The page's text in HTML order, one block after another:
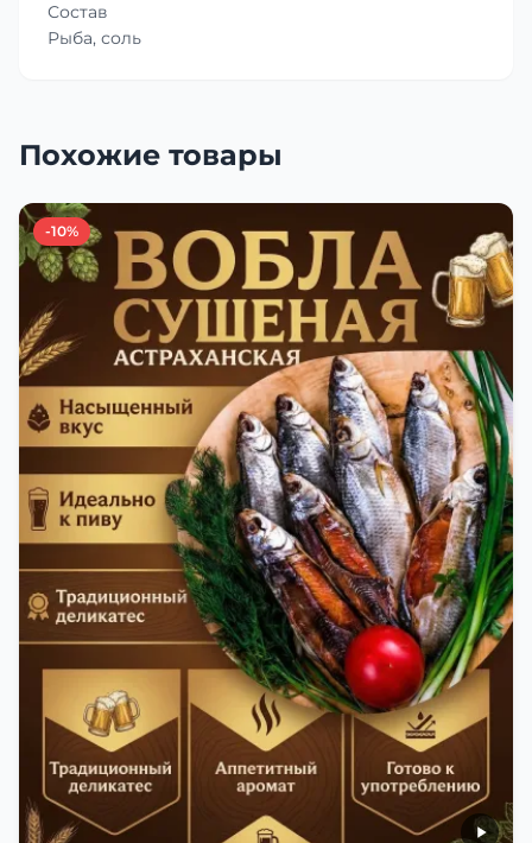
Состав
Рыба, соль
Похожие товары
-10%